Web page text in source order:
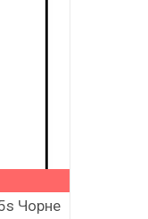
Чорне